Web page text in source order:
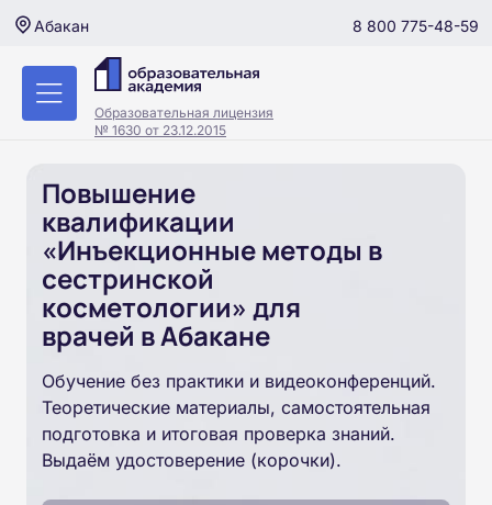
Абакан 8 800 775-48-59
Образовательная лицензия
№ 1630 от 23.12.2015
Повышение
квалификации
«Инъекционные методы в
сестринской
косметологии» для
врачей в Абакане
Обучение без практики и видеоконференций.
Теоретические материалы, самостоятельная
подготовка и итоговая проверка знаний.
Выдаём удостоверение (корочки).